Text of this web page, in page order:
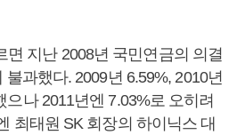
면 지난 2008년 국민연금의 의결
과했다. 2009년 6.59%, 2010년
나 2011년엔 7.03%로 오히려
최태원 SK 회장의 하이닉스 대